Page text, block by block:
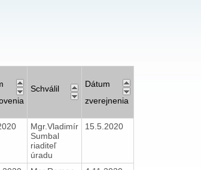
Schválil
Dátum
zverejnenia
Mgr.Vladimír
Sumbal
riaditeľ
úradu
15.5.2020